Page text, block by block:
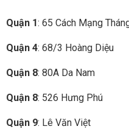
Quận 1: 65 Cách Mạng
Quận 4: 68/3 Hoàng Diệu
Quận 8: 80A Da Nam
Quận 8: 526 Hưng Phú
Quận 9: Lê Văn Việt